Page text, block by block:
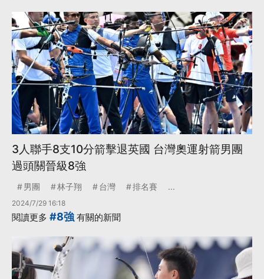
3人聯手8支10分箭擊退英國 台灣奧運射箭男團
過頭關晉級8強
男團 林子翔 台灣 排名賽 ...
2024/7/29 16:18
閱讀更多 #8強 有關的新聞